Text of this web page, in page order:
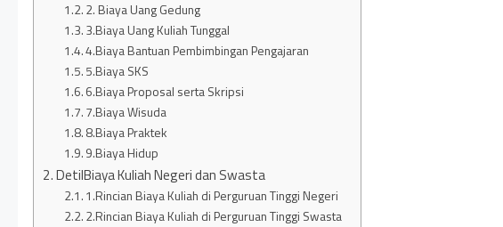
2. Biaya Uang Gedung
3.Biaya Uang Kuliah Tunggal
4.Biaya Bantuan Pembimbingan Pengajaran
5.Biaya SKS
6.Biaya Proposal serta Skripsi
7.Biaya Wisuda
8.Biaya Praktek
9.Biaya Hidup
DetilBiaya Kuliah Negeri dan Swasta
1.Rincian Biaya Kuliah di Perguruan Tinggi Negeri
2.Rincian Biaya Kuliah di Perguruan Tinggi Swasta